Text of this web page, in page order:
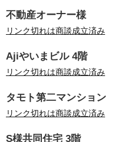
不動産オーナー様
リンク切れは商談成立済み
Ajiやいまビル 4階
リンク切れは商談成立済み
タモト第二マンション
リンク切れは商談成立済み
S様共同住宅 3階